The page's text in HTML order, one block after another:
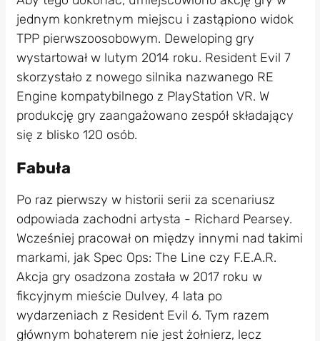
jednym konkretnym miejscu i zastąpiono widok
TPP pierwszoosobowym. Deweloping gry
wystartował w lutym 2014 roku. Resident Evil 7
skorzystało z nowego silnika nazwanego RE
Engine kompatybilnego z PlayStation VR. W
produkcję gry zaangażowano zespół składający
się z blisko 120 osób.
Fabuła
Po raz pierwszy w historii serii za scenariusz
odpowiada zachodni artysta - Richard Pearsey.
Wcześniej pracował on między innymi nad takimi
markami, jak Spec Ops: The Line czy F.E.A.R.
Akcja gry osadzona została w 2017 roku w
fikcyjnym mieście Dulvey, 4 lata po
wydarzeniach z Resident Evil 6. Tym razem
głównym bohaterem nie jest żołnierz, lecz